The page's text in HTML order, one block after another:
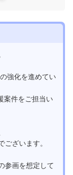
強化を進めてい
案件をご担当い
ざいます。
参画を想定して